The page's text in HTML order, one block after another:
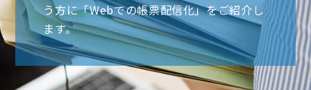
う方に「Webでの帳票配信化」をご紹介し
ます。